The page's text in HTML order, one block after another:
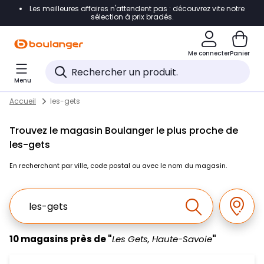
Accéder directement à la navigation
Accéder directement au pied de page
Accéder directement au chatbot
Les meilleures affaires n'attendent pas : découvrez vite notre
sélection à prix bradés.
Me connecterPanier
Menu
Skip to content
Return to Nav
Accueil les-gets
Trouvez le magasin Boulanger le plus proche de
les-gets
En recherchant par ville, code postal ou avec le nom du magasin.
Ville, Region, Code postal ou Ville & Pays
Effectuer la
10 magasins près de "Les Gets, Haute-Savoie"